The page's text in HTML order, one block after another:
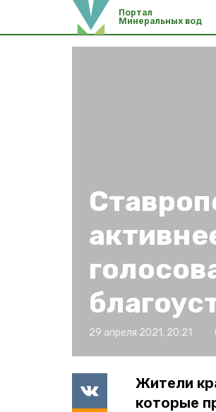
Портал
Минеральных вод
29 апреля 2021, 20:21
Жители
которые